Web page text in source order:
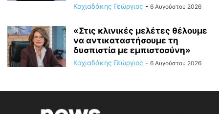
Κοχιαδάκης Γεώργιος - 6 Αυγούστου 2026
«Στις κλινικές μελέτες θέλουμε
να αντικαταστήσουμε τη
δυσπιστία με εμπιστοσύνη»
Κοχιαδάκης Γεώργιος - 6 Αυγούστου 2026